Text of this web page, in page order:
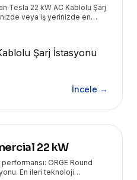
Tesla 22 kW AC Kablolu Şarj
veya iş yerinizde en
İncele →
22 kW
ORGE Round
En ileri teknoloji